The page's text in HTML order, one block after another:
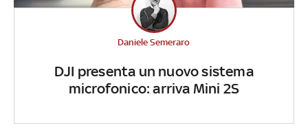
DJI presenta un nuovo sistema
microfonico: arriva Mini 2S
Daniele Semeraro